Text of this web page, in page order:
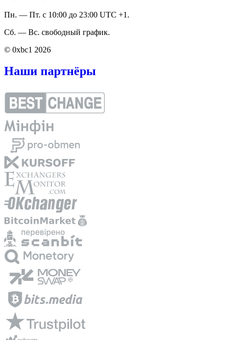
Пн. — Пт. с 10:00 до 23:00 UTC +1.
Сб. — Вс. свободный график.
© 0xbc1 2026
Наши партнёры